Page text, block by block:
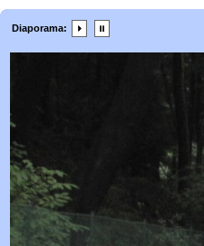
Diaporama: